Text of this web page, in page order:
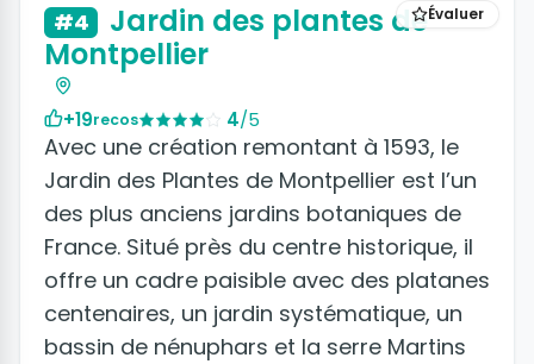
Évaluer
#4
Jardin des plantes de
Montpellier
+19recos 4/5
Avec une création remontant à 1593, le
Jardin des Plantes de Montpellier est l’un
des plus anciens jardins botaniques de
France. Situé près du centre historique, il
offre un cadre paisible avec des platanes
centenaires, un jardin systématique, un
bassin de nénuphars et la serre Martins